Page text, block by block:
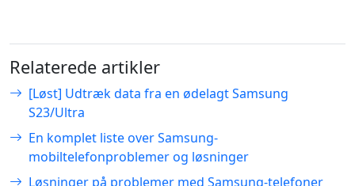
Relaterede artikler
[Løst] Udtræk data fra en ødelagt Samsung
S23/Ultra
En komplet liste over Samsung-
mobiltelefonproblemer og løsninger
Løsninger på problemer med Samsung-telefoner